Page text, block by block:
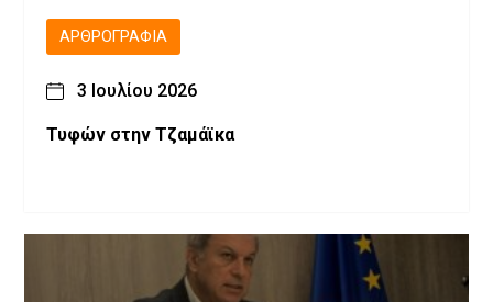
ΑΡΘΡΟΓΡΑΦΊΑ
3 Ιουλίου 2026
Τυφών στην Τζαμάϊκα